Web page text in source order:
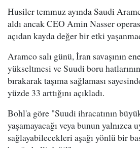
Husiler temmuz ayında Saudi
aldı ancak CEO Amin Nasser
açıdan kayda değer bir etki
Aramco salı günü, İran savaşının
yükseltmesi ve Suudi boru
bırakarak taşıma sağlaması
yüzde 33 arttığını açıkladı.
Bohl'a göre "Suudi ihracatının
yaşamayacağı veya bunun yalnızca
sağlayabilecekleri aşağı yönlü bir